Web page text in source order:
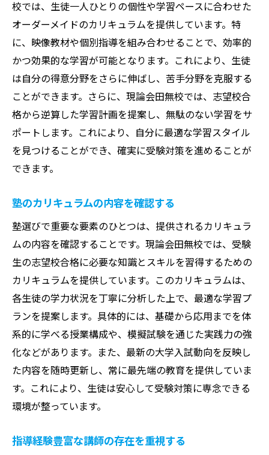
駅周辺の商業施設で勉強後のリフレッシュ
現論会田無校の特色あるカリキュラムで志望校
合格へ
個別最適化された学習プランの提供
合格から逆算した効率的な学習法
一人ひとりに合わせた達成目標の設定
最新の受験情報を活用した指導
生徒のモチベーションを引き出す指導
田無町の塾選びで確認すべき重要な要素
費用対効果を考えた塾の選び方
指導方法とカリキュラムの関連性
保護者とのコミュニケーションの取り方
試験対策の実績と指導力の確認
学習サポート体制と進路指導の充実度
学習設備と教材の質を確認
大学受験成功の鍵は現論会田無校のパーソナラ
イズ指導
個別指導で目標達成をサポート
自己学習力を伸ばす指導アプローチ
パーソナルな進捗管理とフィードバック
校では、生徒一人ひとりの個性や学習ペースに合わせた
オーダーメイドのカリキュラムを提供しています。特
に、映像教材や個別指導を組み合わせることで、効率的
かつ効果的な学習が可能となります。これにより、生徒
は自分の得意分野をさらに伸ばし、苦手分野を克服する
ことができます。さらに、現論会田無校では、志望校合
格から逆算した学習計画を提案し、無駄のない学習をサ
ポートします。これにより、自分に最適な学習スタイル
を見つけることができ、確実に受験対策を進めることが
できます。
塾のカリキュラムの内容を確認する
塾選びで重要な要素のひとつは、提供されるカリキュラ
ムの内容を確認することです。現論会田無校では、受験
生の志望校合格に必要な知識とスキルを習得するための
カリキュラムを提供しています。このカリキュラムは、
各生徒の学力状況を丁寧に分析した上で、最適な学習プ
ランを提案します。具体的には、基礎から応用までを体
系的に学べる授業構成や、模擬試験を通じた実践力の強
化などがあります。また、最新の大学入試動向を反映し
た内容を随時更新し、常に最先端の教育を提供していま
す。これにより、生徒は安心して受験対策に専念できる
環境が整っています。
指導経験豊富な講師の存在を重視する